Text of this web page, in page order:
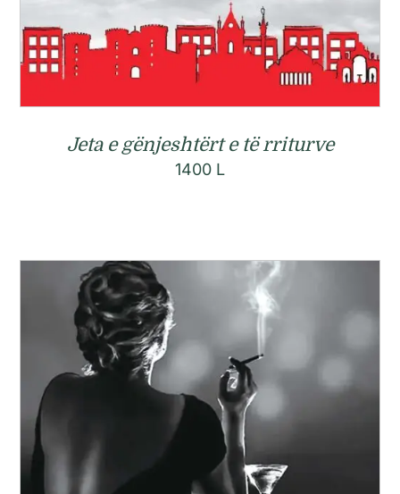
Jeta e gënjeshtërt e të rriturve
1400 L